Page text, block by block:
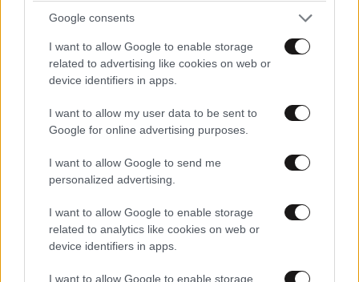
Google consents
I want to allow Google to enable storage
related to advertising like cookies on web or
device identifiers in apps.
I want to allow my user data to be sent to
Google for online advertising purposes.
I want to allow Google to send me
personalized advertising.
I want to allow Google to enable storage
related to analytics like cookies on web or
device identifiers in apps.
I want to allow Google to enable storage